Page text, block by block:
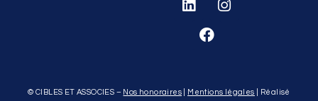
© CIBLES ET ASSOCIES – Nos honoraires Mentions légales | Réalisé